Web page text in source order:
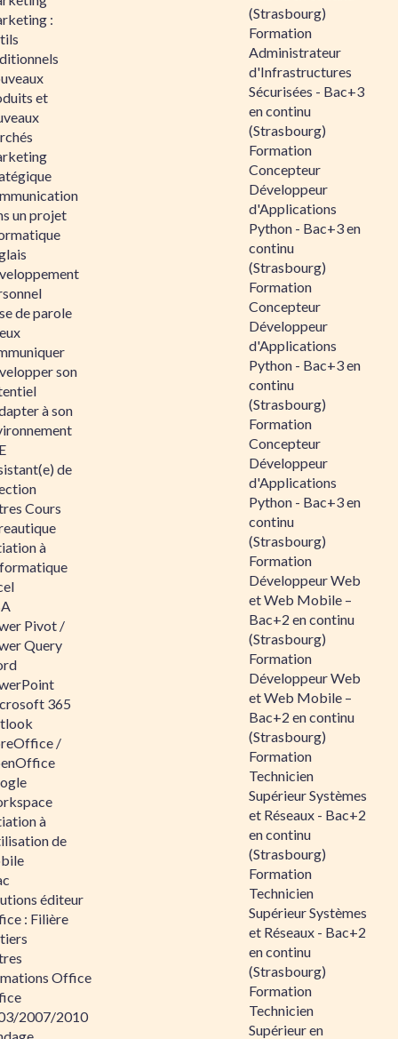
:
et
un projet
de parole
son
à son
de
Cours
à
Pivot /
Query
365
/
à
de
éditeur
: Filière
Office
2007/2010
(Strasbourg)
Formation
Administrateur
d'Infrastructures
Sécurisées - Bac+3
en continu
(Strasbourg)
Formation
Concepteur
Développeur
d'Applications
Python - Bac+3 en
continu
(Strasbourg)
Formation
Concepteur
Développeur
d'Applications
Python - Bac+3 en
continu
(Strasbourg)
Formation
Concepteur
Développeur
d'Applications
Python - Bac+3 en
continu
(Strasbourg)
Formation
Développeur Web
et Web Mobile –
Bac+2 en continu
(Strasbourg)
Formation
Développeur Web
et Web Mobile –
Bac+2 en continu
(Strasbourg)
Formation
Technicien
Supérieur Systèmes
et Réseaux - Bac+2
en continu
(Strasbourg)
Formation
Technicien
Supérieur Systèmes
et Réseaux - Bac+2
en continu
(Strasbourg)
Formation
Technicien
Supérieur en